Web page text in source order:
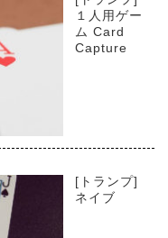
１人用ゲー
ム Card
Capture
[トランプ]
ネイブ